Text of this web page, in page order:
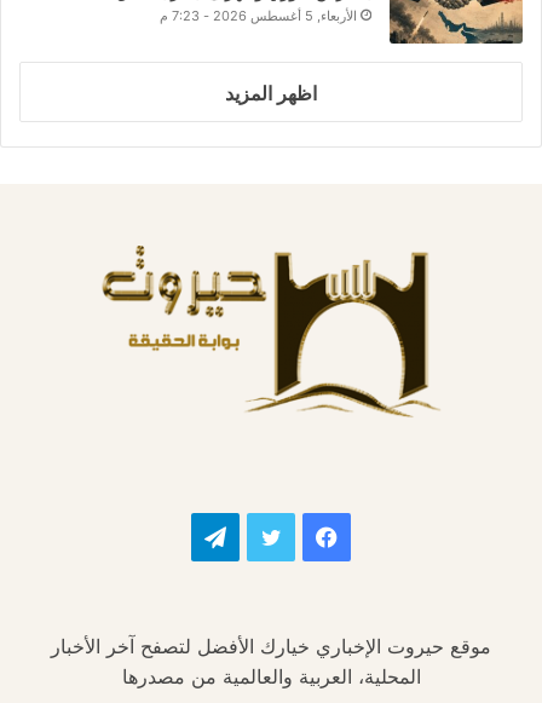
الأربعاء, 5 أغسطس 2026 - 7:23 م
اظهر المزيد
فيسبوك تويتر تيلقرام
موقع حيروت الإخباري خيارك الأفضل لتصفح آخر الأخبار
المحلية، العربية والعالمية من مصدرها